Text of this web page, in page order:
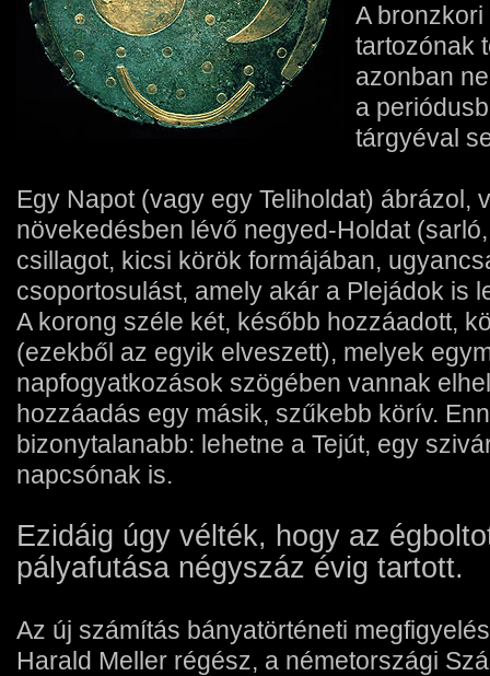
A
tartozónak
azonban
a
tárgyéval
Egy Napot (vagy egy Teliholdat) ábrázol,
növekedésben lévő negyed-Holdat
csillagot, kicsi körök formájában,
csoportosulást, amely akár a Plejádok is
A korong széle két, később hozzáadott,
(ezekből az egyik elveszett), melyek
napfogyatkozások szögében vannak
hozzáadás egy másik, szűkebb körí­v.
bizonytalanabb: lehetne a Tejút, egy
napcsónak is.
Ezidáig úgy vélték, hogy az
pályafutása négyszáz évig tartott.
Az új számí­tás bányatörténeti
Harald Meller régész, a németországi